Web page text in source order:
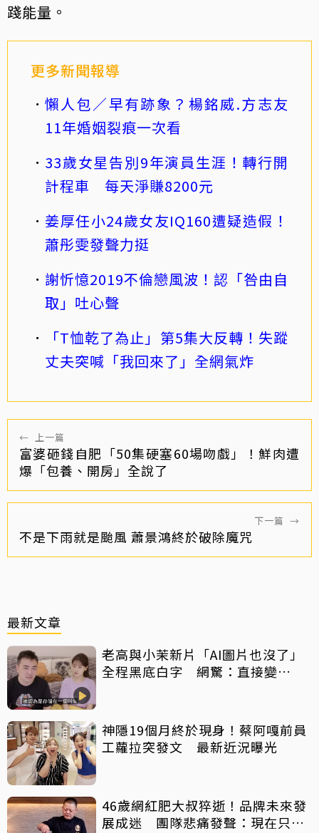
踐能量。
更多新聞報導
懶人包／早有跡象？楊銘威.方志友
11年婚姻裂痕一次看
33歲女星告別9年演員生涯！轉行開
計程車 每天淨賺8200元
姜厚任小24歲女友IQ160遭疑造假！
蕭彤雯發聲力挺
謝忻憶2019不倫戀風波！認「咎由自
取」吐心聲
「T恤乾了為止」第5集大反轉！失蹤
丈夫突喊「我回來了」全網氣炸
← 上一篇
富婆砸錢自肥「50集硬塞60場吻戲」！鮮肉遭
爆「包養、開房」全說了
下一篇 →
不是下雨就是颱風 蕭景鴻終於破除魔咒
最新文章
老高與小茉新片「AI圖片也沒了」
全程黑底白字 網驚：直接變
神隱19個月終於現身！蔡阿嘎前員
工蘿拉突發文 最新近況曝光
46歲網紅肥大叔猝逝！品牌未來發
展成迷 團隊悲痛發聲：現在只想